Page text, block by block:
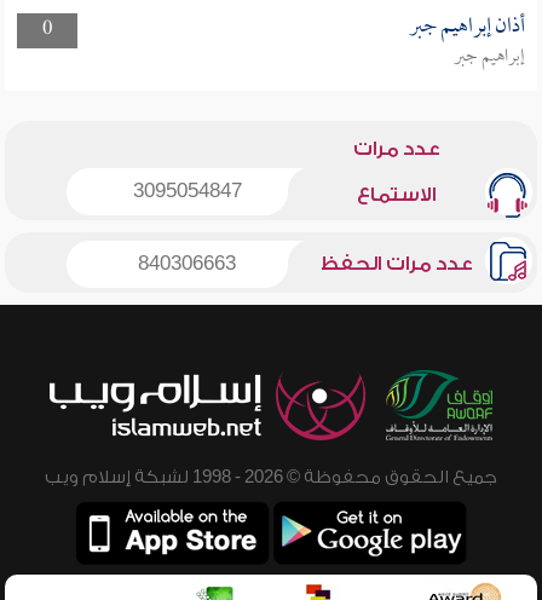
0
أذان إبراهيم جبر
إبراهيم جبر
عدد مرات
الاستماع 3095054847
عدد مرات الحفظ 840306663
جميع الحقوق محفوظة © 2026 - 1998 لشبكة إسلام ويب